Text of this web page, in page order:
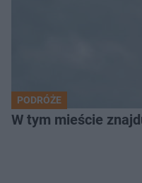
PODRÓŻE
W tym mieście